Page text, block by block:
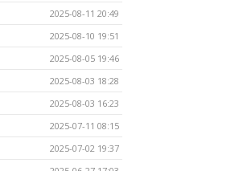
2025-08-11 20:49
2025-08-10 19:51
2025-08-05 19:46
2025-08-03 18:28
2025-08-03 16:23
2025-07-11 08:15
2025-07-02 19:37